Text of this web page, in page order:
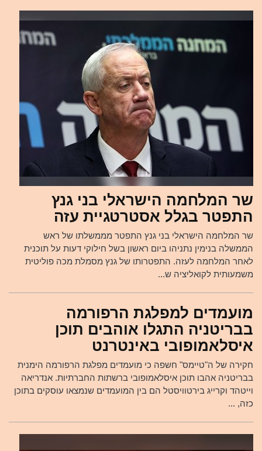
שר המלחמה הישראלי בני גנץ
התפטר בגלל אסטרטגיית עזה
שר המלחמה הישראלי בני גנץ התפטר מממשלתו של ראש
הממשלה בנימין נתניהו ביום ראשון בשל חילוקי דעות על תוכנית
לאחר המלחמה לעזה. התפטרותו של גנץ מסמלת מכה פוליטית
משמעותית לקואליציה ש...
מועמדים למפלגת הרפורמה
בבריטניה התגלו אוהבים תוכן
איסלאמופובי באינטרנט
חקירה של ה"טיימס" חשפה כי מועמדים מפלגת הרפורמה הימנית
בבריטניה אהבו תוכן איסלאמופובי ברשתות החברתיות. אנדריאה
וייטהד וקרייג בירטוויסטל הם בין המועמדים שנמצאו עוסקים בתוכן
כזה, ...